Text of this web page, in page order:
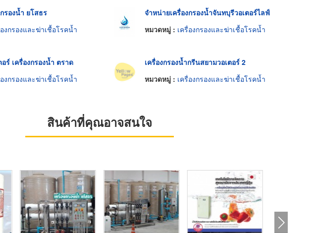
รองน้ำ ยโสธร
งกรองและฆ่าเชื้อโรคน้ำ
จำหน่ายเครื่องกรองน้ำจันทบุรีวอเตอร์ไลฟ์
หมวดหมู่ : เครื่องกรองและฆ่าเชื้อโรคน้ำ
ร์ เครื่องกรองน้ำ ตราด
งกรองและฆ่าเชื้อโรคน้ำ
เครื่องกรองน้ำกรีนสยามวอเตอร์ 2
หมวดหมู่ : เครื่องกรองและฆ่าเชื้อโรคน้ำ
สินค้าที่คุณอาจสนใจ